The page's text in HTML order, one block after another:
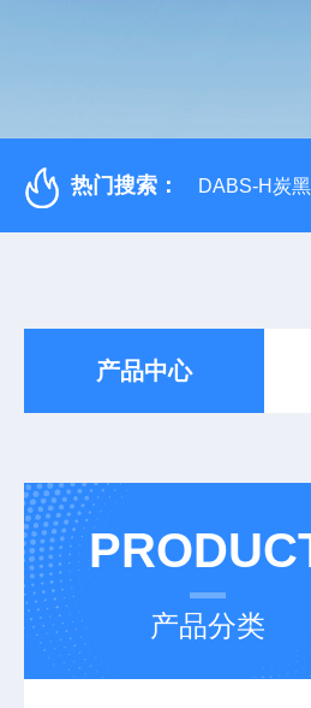
热门搜索： DABS-H炭
产品中心
产品分类